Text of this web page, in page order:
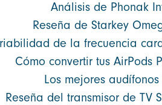
Análisis de Phonak
Reseña de Starkey
de la frecuencia
Cómo convertir tus AirPods
Los mejores
Reseña del transmisor de TV